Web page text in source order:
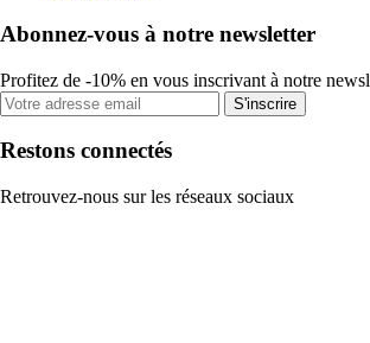
Abonnez-vous à notre newsletter
Profitez de -10% en vous inscrivant à notre
S'inscrire
Restons connectés
Retrouvez-nous sur les réseaux sociaux